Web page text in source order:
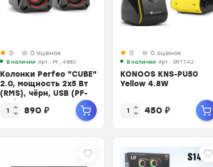
0 0 оценок
В наличии Арт.: PF_4880
Колонки Perfeo "CUBE"
2.0, мощность 2х5 Вт
(RMS), чёрн, USB (PF-
812)
890 ₽
0 0 оценок
В наличии Арт.: SRT742
KONOOS KNS-PU50
Yellow 4.8W
450 ₽